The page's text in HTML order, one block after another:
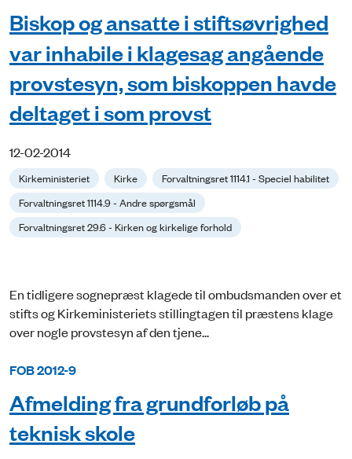
Biskop og ansatte i stiftsøvrighed
var inhabile i klagesag angående
provstesyn, som biskoppen havde
deltaget i som provst
12-02-2014
Kirkeministeriet Kirke
Forvaltningsret 1114.1 - Speciel habilitet
Forvaltningsret 1114.9 - Andre spørgsmål
Forvaltningsret 29.6 - Kirken og kirkelige forhold
En tidligere sognepræst klagede til ombudsmanden over et
stifts og Kirkeministeriets stillingtagen til præstens klage
over nogle provstesyn af den tjene...
FOB 2012-9
Afmelding fra grundforløb på
teknisk skole